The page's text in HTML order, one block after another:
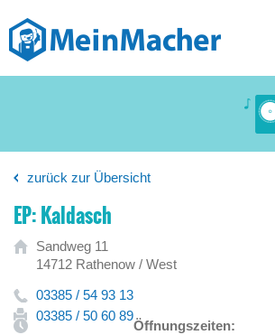
zurück zur Übersicht
EP: Kaldasch
Sandweg 11
14712 Rathenow / West
03385 / 54 93 13
03385 / 50 60 89
Öffnungszeiten: